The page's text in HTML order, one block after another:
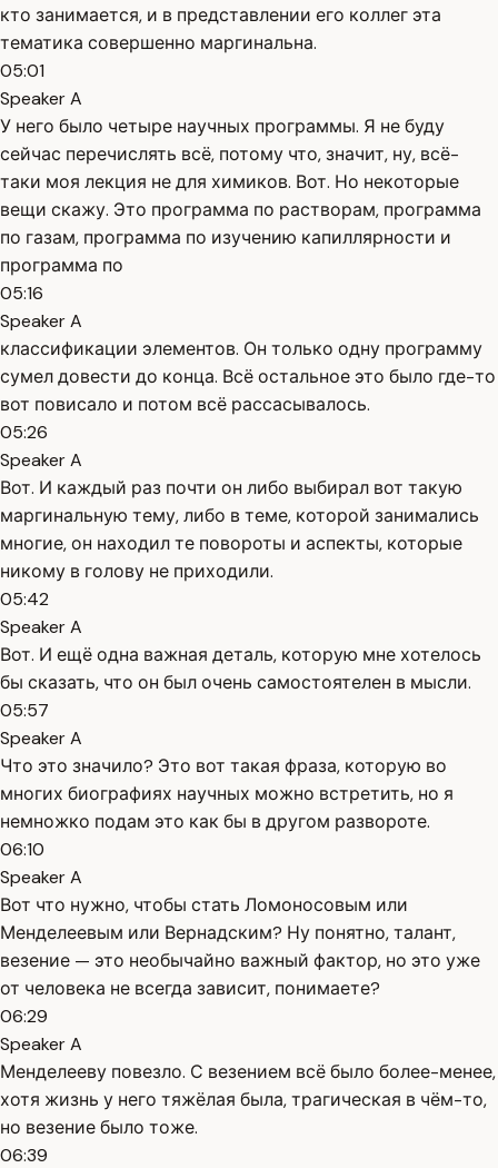
кто занимается, и в представлении его коллег эта
тематика совершенно маргинальна.
05:01
Speaker A
У него было четыре научных программы. Я не буду
сейчас перечислять всё, потому что, значит, ну, всё-
таки моя лекция не для химиков. Вот. Но некоторые
вещи скажу. Это программа по растворам, программа
по газам, программа по изучению капиллярности и
программа по
05:16
Speaker A
классификации элементов. Он только одну программу
сумел довести до конца. Всё остальное это было где-то
вот повисало и потом всё рассасывалось.
05:26
Speaker A
Вот. И каждый раз почти он либо выбирал вот такую
маргинальную тему, либо в теме, которой занимались
многие, он находил те повороты и аспекты, которые
никому в голову не приходили.
05:42
Speaker A
Вот. И ещё одна важная деталь, которую мне хотелось
бы сказать, что он был очень самостоятелен в мысли.
05:57
Speaker A
Что это значило? Это вот такая фраза, которую во
многих биографиях научных можно встретить, но я
немножко подам это как бы в другом развороте.
06:10
Speaker A
Вот что нужно, чтобы стать Ломоносовым или
Менделеевым или Вернадским? Ну понятно, талант,
везение — это необычайно важный фактор, но это уже
от человека не всегда зависит, понимаете?
06:29
Speaker A
Менделееву повезло. С везением всё было более-менее,
хотя жизнь у него тяжёлая была, трагическая в чём-то,
но везение было тоже.
06:39